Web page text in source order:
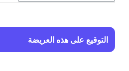
التوقيع على هذه العريضة